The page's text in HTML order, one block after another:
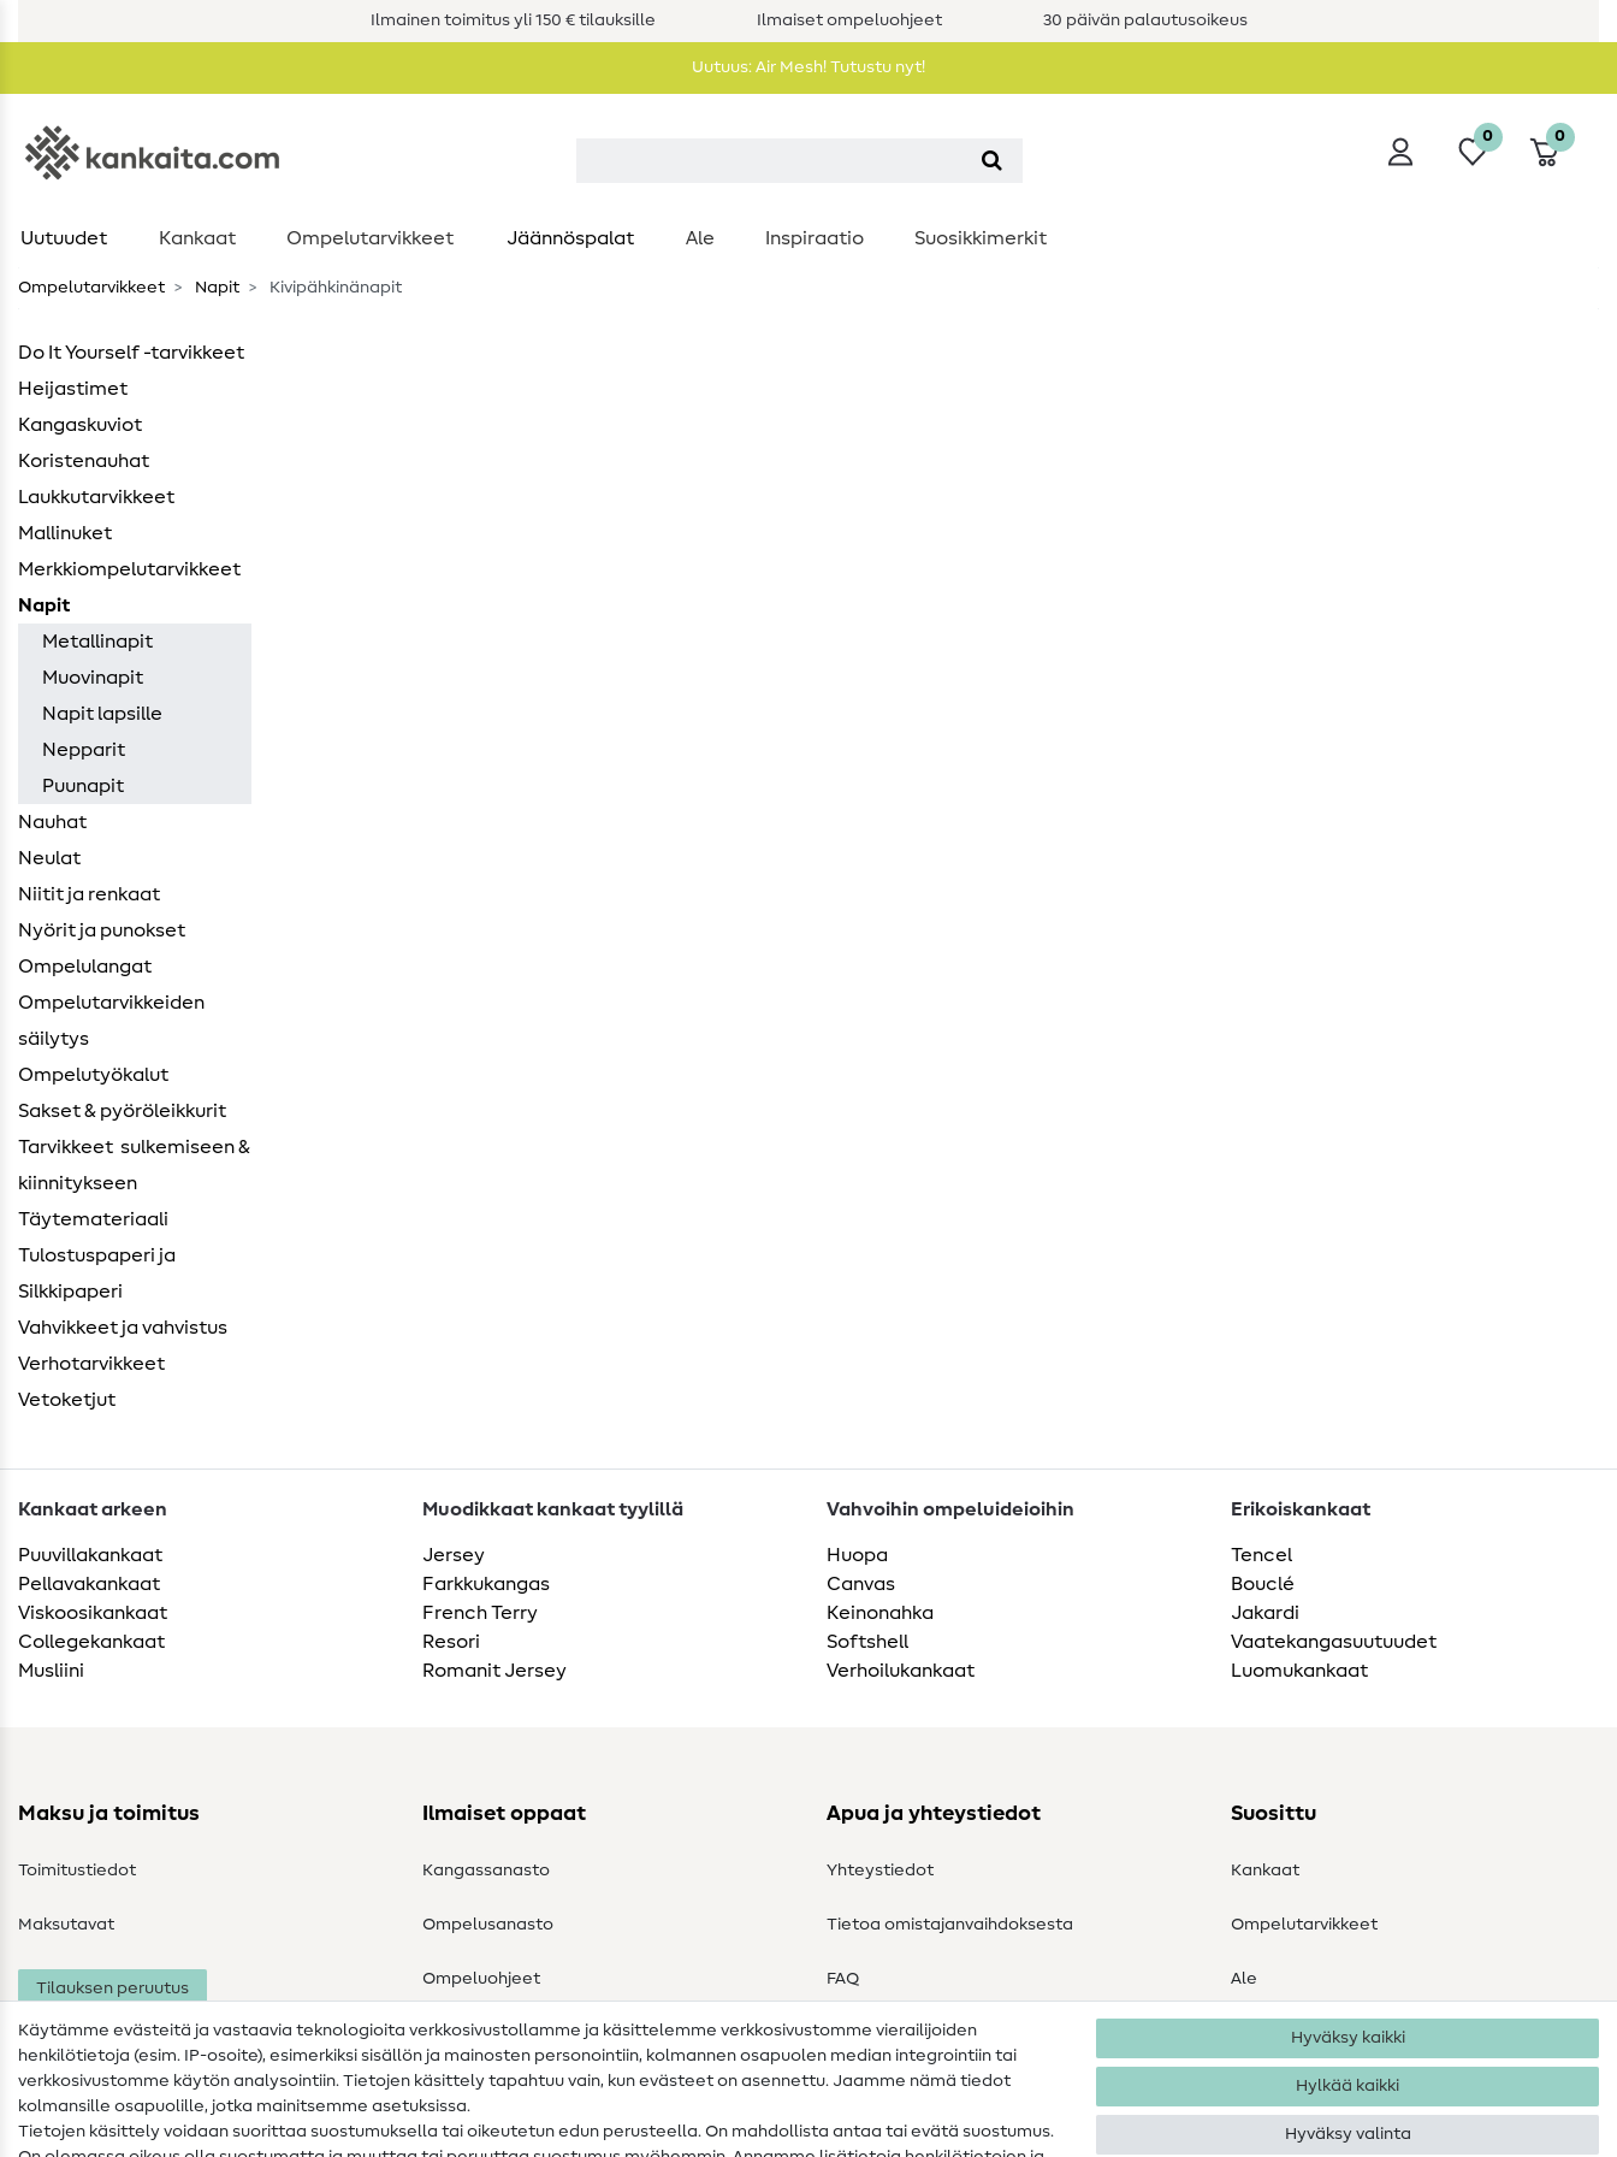
Ilmainen toimitus yli 150 € tilauksille Ilmaiset ompeluohjeet 30 päivän palautusoikeus
Uutuus: Air Mesh! Tutustu nyt!
0 0
Uutuudet Kankaat Ompelutarvikkeet Jäännöspalat Ale Inspiraatio Suosikkimerkit
Ompelutarvikkeet Napit Kivipähkinänapit
Do It Yourself -tarvikkeet
Heijastimet
Kangaskuviot
Koristenauhat
Laukkutarvikkeet
Mallinuket
Merkkiompelutarvikkeet
Napit
Metallinapit
Muovinapit
Napit lapsille
Nepparit
Puunapit
Nauhat
Neulat
Niitit ja renkaat
Nyörit ja punokset
Ompelulangat
Ompelutarvikkeiden ​
säilytys
Ompelutyökalut
Sakset & pyöröleikkurit
Tarvikkeet ​ sulkemiseen &
kiinnitykseen
Täytemateriaali
Tulostuspaperi ja
Silkkipaperi
Vahvikkeet ja vahvistus
Verhotarvikkeet
Vetoketjut
Kankaat arkeen
Puuvillakankaat
Pellavakankaat
Viskoosikankaat
Collegekankaat
Musliini
Muodikkaat kankaat tyylillä
Jersey
Farkkukangas
French Terry
Resori
Romanit Jersey
Vahvoihin ompeluideioihin
Huopa
Canvas
Keinonahka
Softshell
Verhoilukankaat
Erikoiskankaat
Tencel
Bouclé
Jakardi
Vaatekangasuutuudet
Luomukankaat
Maksu ja toimitus
Toimitustiedot
Maksutavat
Tilauksen peruutus
Ilmaiset oppaat
Kangassanasto
Ompelusanasto
Ompeluohjeet
Apua ja yhteystiedot
Yhteystiedot
Tietoa omistajanvaihdoksesta
FAQ
Peruutusoikeus
Suosittu
Kankaat
Ompelutarvikkeet
Ale
Käytämme evästeitä ja vastaavia teknologioita verkkosivustollamme ja käsittelemme verkkosivustomme vierailijoiden
henkilötietoja (esim. IP-osoite), esimerkiksi sisällön ja mainosten personointiin, kolmannen osapuolen median integrointiin tai
verkkosivustomme käytön analysointiin. Tietojen käsittely tapahtuu vain, kun evästeet on asennettu. Jaamme nämä tiedot
kolmansille osapuolille, jotka mainitsemme asetuksissa.
Tietojen käsittely voidaan suorittaa suostumuksella tai oikeutetun edun perusteella. On mahdollista antaa tai evätä suostumus.
Hyväksy kaikki
Hylkää kaikki
Hyväksy valinta